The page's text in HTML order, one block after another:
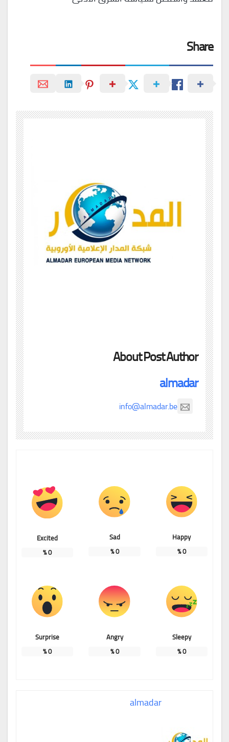
Share
About Post Author
almadar
info@almadar.be
Happy
0
%
Sad
0
%
Excited
0
%
Sleepy
0
%
Angry
0
%
Surprise
0
%
almadar